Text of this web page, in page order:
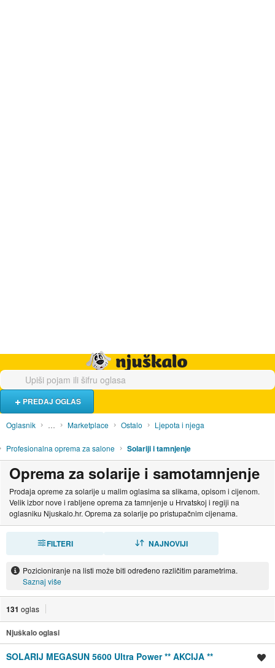
PREDAJ OGLAS
Oglasnik … Marketplace Ostalo Ljepota i njega
Profesionalna oprema za salone Solariji i tamnjenje
Oprema za solarije i samotamnjenje
Prodaja opreme za solarije u malim oglasima sa slikama, opisom i cijenom.
Velik izbor nove i rabljene oprema za tamnjenje u Hrvatskoj i regiji na
oglasniku Njuskalo.hr. Oprema za solarije po pristupačnim cijenama.
FILTERI NAJNOVIJI
Pozicioniranje na listi može biti određeno različitim parametrima.
Saznaj više
131 oglas
Njuškalo oglasi
SOLARIJ MEGASUN 5600 Ultra Power ** AKCIJA **